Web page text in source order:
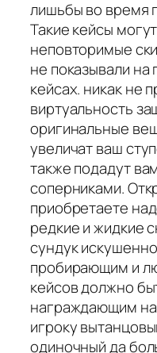
лишьбы во время
Такие кейсы
неповторимые
не показывали
кейсах. никак не
виртуальность
оригинальные
увеличат ваш
также подадут
соперниками.
приобретаете
редкие и жидкие
сундук
пробирающим и
кейсов должно
награждающим
игроку
одиночный да